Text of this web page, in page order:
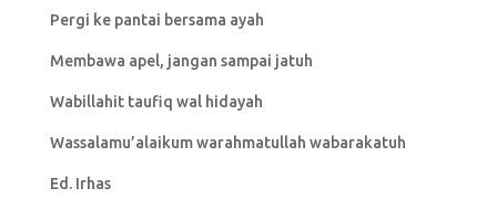
Pergi ke pantai bersama ayah
Membawa apel, jangan sampai jatuh
Wabillahit taufiq wal hidayah
Wassalamu’alaikum warahmatullah wabarakatuh
Ed. Irhas